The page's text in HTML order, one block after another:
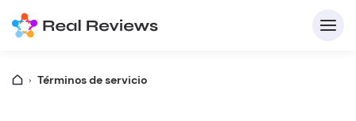
Términos de servicio